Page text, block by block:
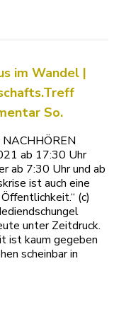
im Wandel |
So.
ab 17:30 Uhr
ab 7:30 Uhr und ab
ist auch eine
(c)
unter Zeitdruck.
ist kaum gegeben
scheinbar in